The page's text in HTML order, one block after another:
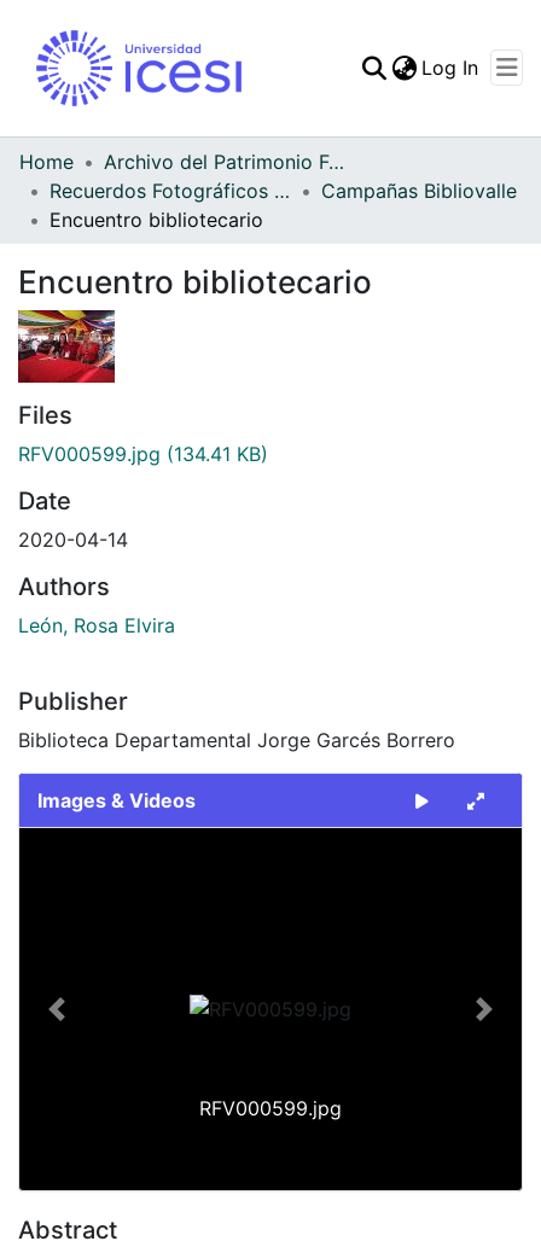
Statistics
Log In
Home
Archivo del Patrimonio Fotográfico y Fílmico del Valle del Cauca
Recuerdos Fotográficos Vallecaucanos
Campañas Bibliovalle
Encuentro bibliotecario
Encuentro bibliotecario
Files
RFV000599.jpg (134.41 KB)
Date
2020-04-14
Authors
León, Rosa Elvira
Publisher
Biblioteca Departamental Jorge Garcés Borrero
Images & Videos
RFV000599.jpg
Previous Next
Abstract